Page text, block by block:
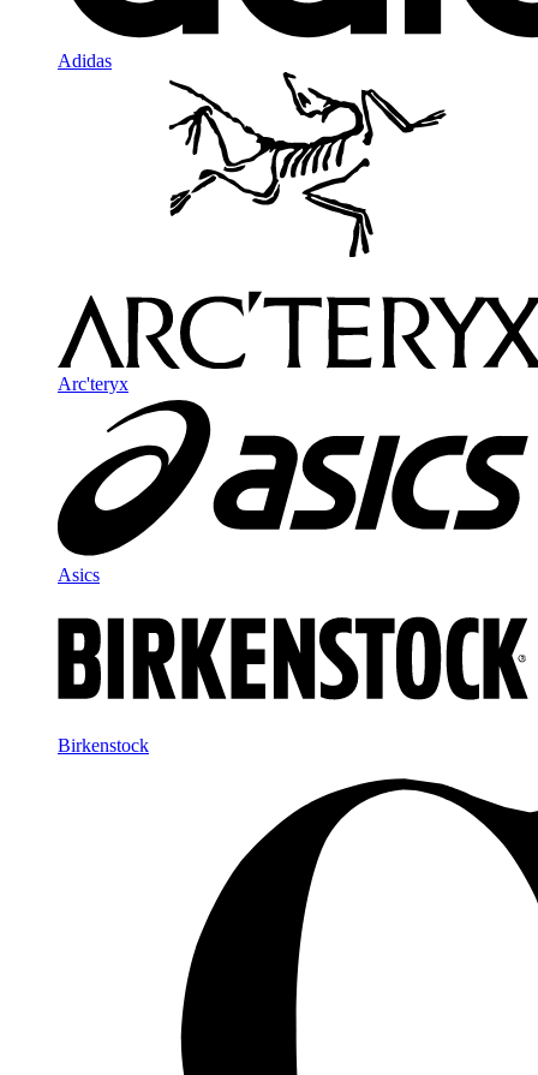
Adidas
Arc'teryx
Asics
Birkenstock